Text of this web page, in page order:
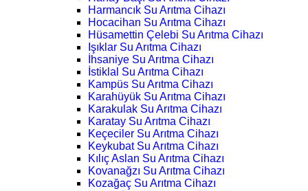
Harmancık Su Arıtma Cihazı
Hocacihan Su Arıtma Cihazı
Hüsamettin Çelebi Su Arıtma Cihazı
Işıklar Su Arıtma Cihazı
İhsaniye Su Arıtma Cihazı
İstiklal Su Arıtma Cihazı
Kampüs Su Arıtma Cihazı
Karahüyük Su Arıtma Cihazı
Karakulak Su Arıtma Cihazı
Karatay Su Arıtma Cihazı
Keçeciler Su Arıtma Cihazı
Keykubat Su Arıtma Cihazı
Kılıç Aslan Su Arıtma Cihazı
Kovanağzı Su Arıtma Cihazı
Kozağaç Su Arıtma Cihazı